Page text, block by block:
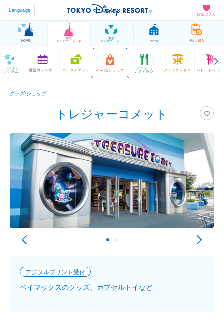
お気に入り
Language
HOME
東京
ディズニーランド
東京
ディズニーシー ホテル 予約 / 購入
イベント/
ログラム 運営カレンダー パークチケット グッズ/ショップ メニュー/
レストラン アトラクション パレード/ショ
グッズ/ショップ
トレジャーコメット
デジタルプリント受付
ベイマックスのグッズ、カプセルトイなど